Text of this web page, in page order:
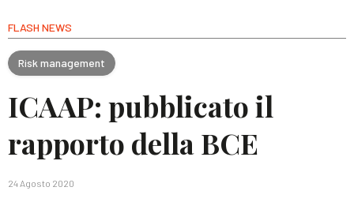
FLASH NEWS
Risk management
ICAAP: pubblicato il
rapporto della BCE
24 Agosto 2020